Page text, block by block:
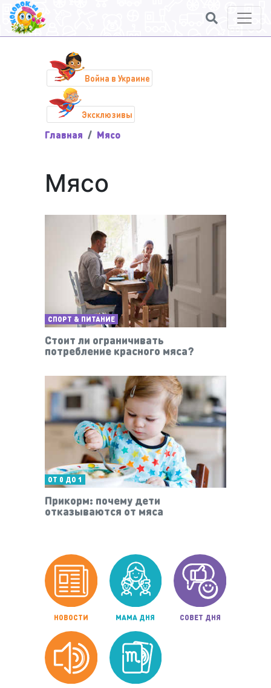
Война в Украине
Эксклюзивы
Главная Мясо
Мясо
СПОРТ & ПИТАНИЕ
Стоит ли ограничивать
потребление красного мяса?
ОТ 0 ДО 1
Прикорм: почему дети
отказываются от мяса
НОВОСТИ МАМА ДНЯ СОВЕТ ДНЯ